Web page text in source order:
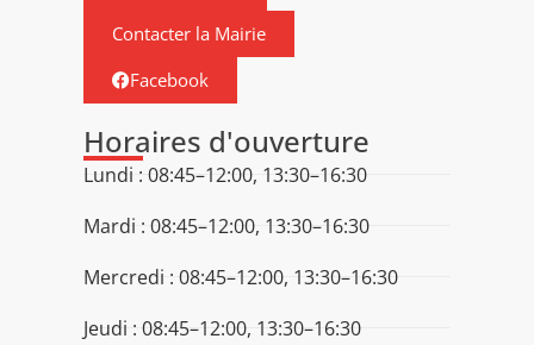
Contacter la Mairie
Facebook
Horaires d'ouverture
Lundi : 08:45–12:00, 13:30–16:30
Mardi : 08:45–12:00, 13:30–16:30
Mercredi : 08:45–12:00, 13:30–16:30
Jeudi : 08:45–12:00, 13:30–16:30